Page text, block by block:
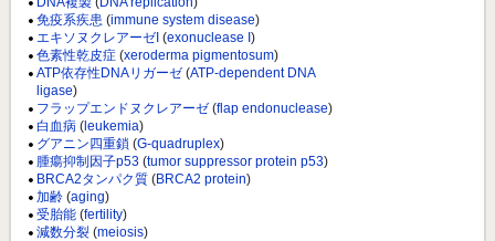
免疫系疾患 (immune system disease)
エキソヌクレアーゼI (exonuclease I )
色素性乾皮症 (xeroderma pigmentosum)
ATP依存性DNAリガーゼ (ATP-dependent DNA
ligase)
フラップエンドヌクレアーゼ (flap endonuclease)
白血病 ( leukemia)
グアニン四重鎖 (G-quadruplex)
腫瘍抑制因子p53 (tumor suppressor protein p53)
BRCA2タンパク質 (BRCA2 protein)
加齢 (aging)
受胎能 (fertility)
減数分裂 (meiosis)